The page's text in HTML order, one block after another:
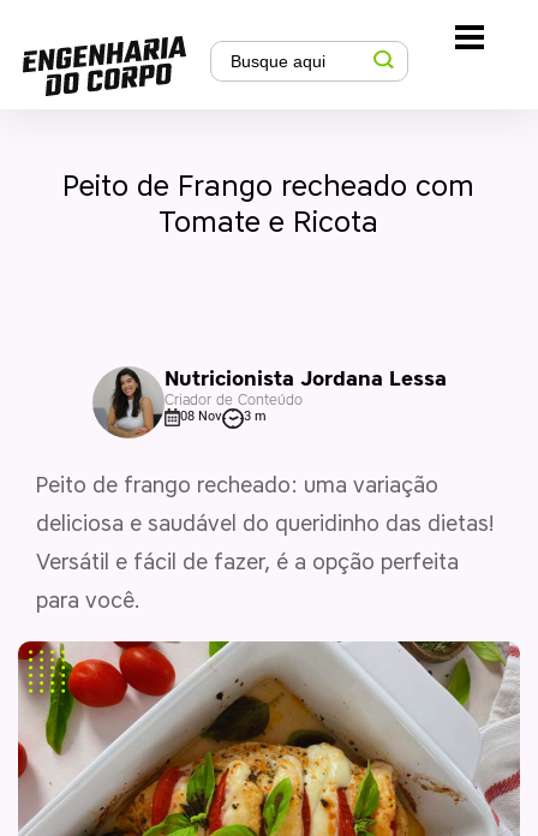
Peito de Frango recheado com
Tomate e Ricota
Nutricionista Jordana Lessa
Criador de Conteúdo
08 Nov 3 m
Peito de frango recheado: uma variação
deliciosa e saudável do queridinho das dietas!
Versátil e fácil de fazer, é a opção perfeita
para você.